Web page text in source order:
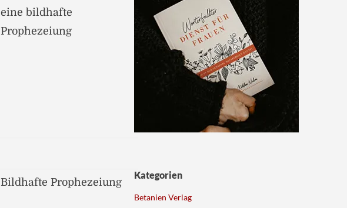
eine bildhafte
Prophezeiung
Bildhafte Prophezeiung
Kategorien
Betanien Verlag